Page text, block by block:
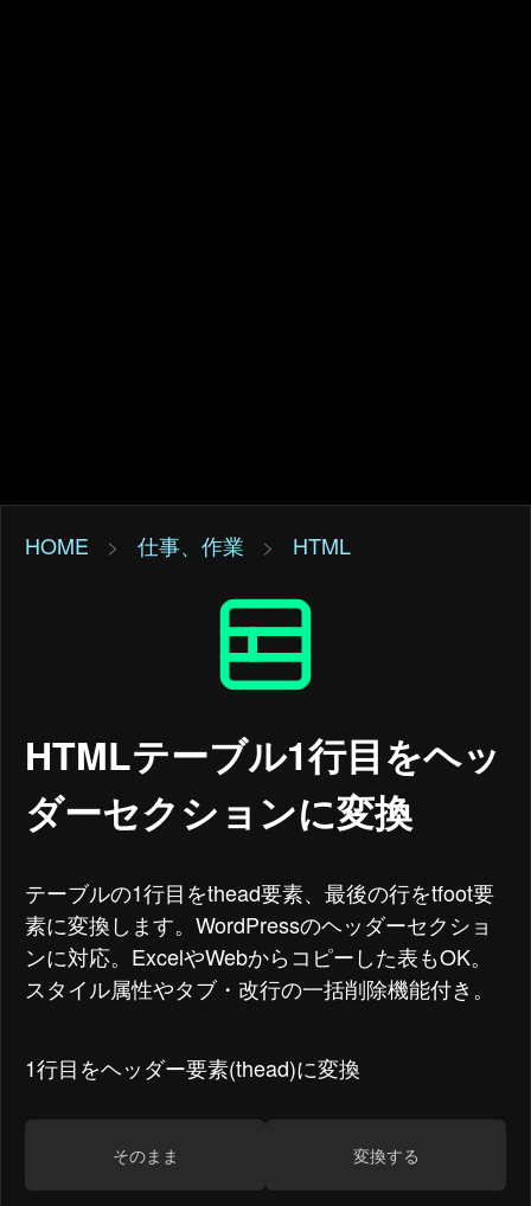
HOME > 仕事、作業 > HTML
HTMLテーブル1行目をヘッ
ダーセクションに変換
テーブルの1行目をthead要素、最後の行をtfoot要
素に変換します。WordPressのヘッダーセクショ
ンに対応。ExcelやWebからコピーした表もOK。
スタイル属性やタブ・改行の一括削除機能付き。
1行目をヘッダー要素(thead)に変換
そのまま 変換する